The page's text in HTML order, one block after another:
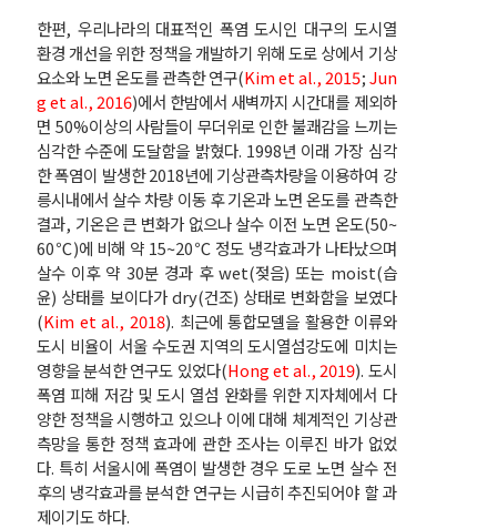
한편, 우리나라의 대표적인 폭염 도시인 대구의 도시열
환경 개선을 위한 정책을 개발하기 위해 도로 상에서 기상
요소와 노면 온도를 관측한 연구(Kim et al., 2015;Jun
g et al., 2016)에서 한밤에서 새벽까지 시간대를 제외하
면 50%이상의 사람들이 무더위로 인한 불쾌감을 느끼는
심각한 수준에 도달함을 밝혔다. 1998년 이래 가장 심각
한 폭염이 발생한 2018년에 기상관측차량을 이용하여 강
릉시내에서 살수 차량 이동 후 기온과 노면 온도를 관측한
결과, 기온은 큰 변화가 없으나 살수 이전 노면 온도(50~
60℃)에 비해 약 15~20℃ 정도 냉각효과가 나타났으며
살수 이후 약 30분 경과 후 wet(젖음) 또는 moist(습
윤) 상태를 보이다가 dry(건조) 상태로 변화함을 보였다
(Kim et al., 2018). 최근에 통합모델을 활용한 이류와
도시 비율이 서울 수도권 지역의 도시열섬강도에 미치는
영향을 분석한 연구도 있었다(Hong et al., 2019). 도시
폭염 피해 저감 및 도시 열섬 완화를 위한 지자체에서 다
양한 정책을 시행하고 있으나 이에 대해 체계적인 기상관
측망을 통한 정책 효과에 관한 조사는 이루진 바가 없었
다. 특히 서울시에 폭염이 발생한 경우 도로 노면 살수 전
후의 냉각효과를 분석한 연구는 시급히 추진되어야 할 과
제이기도 하다.